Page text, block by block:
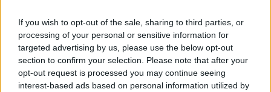
If you wish to opt-out of the sale, sharing to third parties, or
processing of your personal or sensitive information for
targeted advertising by us, please use the below opt-out
section to confirm your selection. Please note that after your
opt-out request is processed you may continue seeing
interest-based ads based on personal information utilized by
agresoriui.
Kaliningrado likimas: nuo karinės
tvirtovės iki izoliuotos apgulties